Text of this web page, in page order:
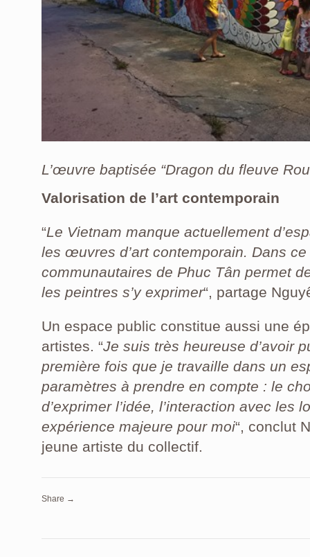
L’œuvre baptisée “Dragon du fleuve
Valorisation de l’art contemporain
“Le Vietnam manque actuellement
les œuvres d’art contemporain. Dans
communautaires de Phuc Tân permet
les peintres s’y exprimer“, partage
Un espace public constitue aussi une
artistes. “Je suis très heureuse d’avoir
première fois que je travaille dans un
paramètres à prendre en compte : le
d’exprimer l’idée, l’interaction avec
expérience majeure pour moi“, conclut
jeune artiste du collectif.
Share →